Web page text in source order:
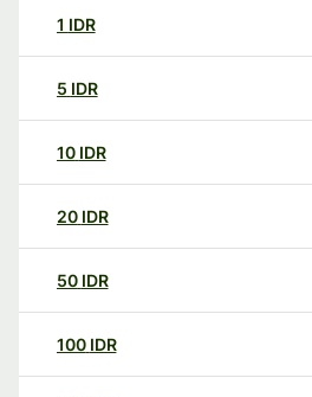
1 IDR
5 IDR
10 IDR
20 IDR
50 IDR
100 IDR